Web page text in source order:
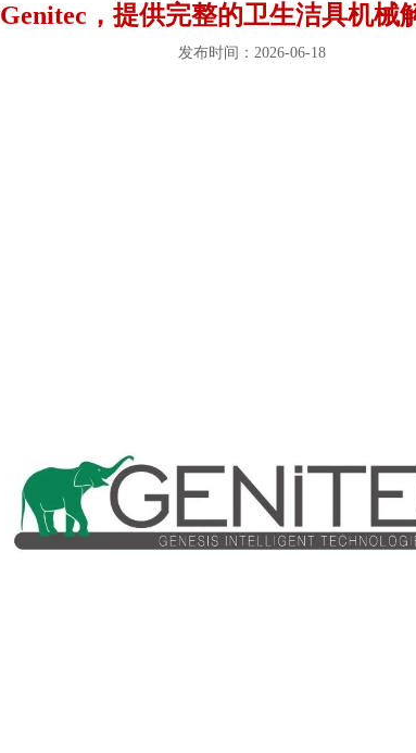
Genitec，提供完整的卫生洁具机械
发布时间：2026-06-18